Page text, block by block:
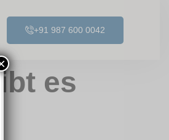
+91 987 600 0042
es